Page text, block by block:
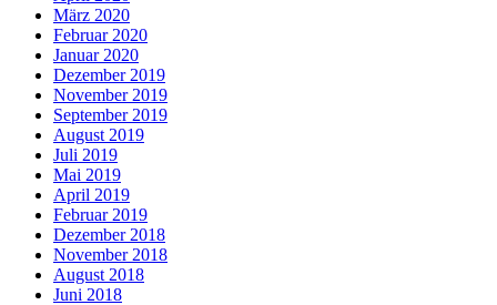
März 2020
Februar 2020
Januar 2020
Dezember 2019
November 2019
September 2019
August 2019
Juli 2019
Mai 2019
April 2019
Februar 2019
Dezember 2018
November 2018
August 2018
Juni 2018